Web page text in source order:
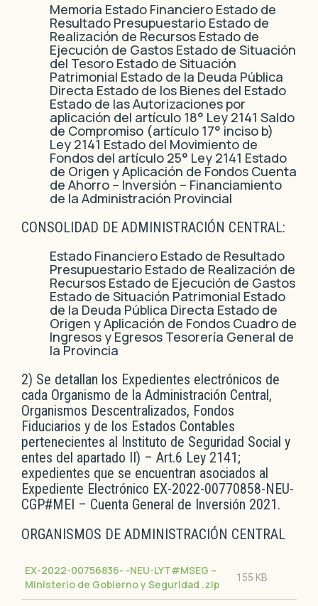
Memoria Estado Financiero Estado de
Resultado Presupuestario Estado de
Realización de Recursos Estado de
Ejecución de Gastos Estado de Situación
del Tesoro Estado de Situación
Patrimonial Estado de la Deuda Pública
Directa Estado de los Bienes del Estado
Estado de las Autorizaciones por
aplicación del artículo 18° Ley 2141 Saldo
de Compromiso (artículo 17° inciso b)
Ley 2141 Estado del Movimiento de
Fondos del artículo 25° Ley 2141 Estado
de Origen y Aplicación de Fondos Cuenta
de Ahorro – Inversión – Financiamiento
de la Administración Provincial
CONSOLIDAD DE ADMINISTRACIÓN CENTRAL:
Estado Financiero Estado de Resultado
Presupuestario Estado de Realización de
Recursos Estado de Ejecución de Gastos
Estado de Situación Patrimonial Estado
de la Deuda Pública Directa Estado de
Origen y Aplicación de Fondos Cuadro de
Ingresos y Egresos Tesorería General de
la Provincia
2) Se detallan los Expedientes electrónicos de
cada Organismo de la Administración Central,
Organismos Descentralizados, Fondos
Fiduciarios y de los Estados Contables
pertenecientes al Instituto de Seguridad Social y
entes del apartado II) – Art.6 Ley 2141;
expedientes que se encuentran asociados al
Expediente Electrónico EX-2022-00770858-NEU-
CGP#MEI – Cuenta General de Inversión 2021.
ORGANISMOS DE ADMINISTRACIÓN CENTRAL
EX-2022-00756836- -NEU-LYT#MSEG –
Ministerio de Gobierno y Seguridad .zip 155 KB